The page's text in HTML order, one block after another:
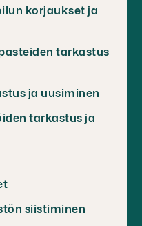
korjaukset ja
tarkastus
ja uusiminen
tarkastus ja
siistiminen